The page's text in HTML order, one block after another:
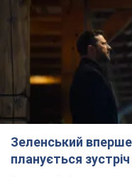
Зеленський
планується